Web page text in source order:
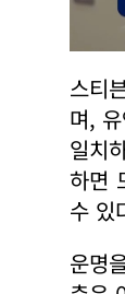
스티
며,
일치
하면
수 있
운명